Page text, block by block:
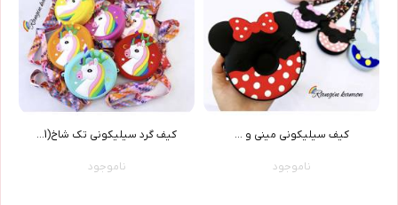
کیف سیلیکونی مینی و ...
ناموجود
کیف گرد سیلیکونی تک شاخ(3981)
ناموجود